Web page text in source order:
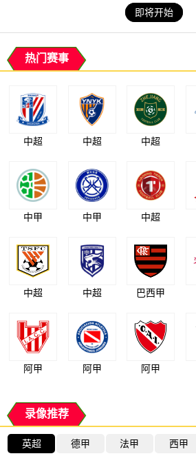
即将开始
热门赛事
中超 中超 中超
中甲 中甲 中超
中超 中超 巴西甲
阿甲 阿甲 阿甲
录像推荐
英超 德甲 法甲 西甲